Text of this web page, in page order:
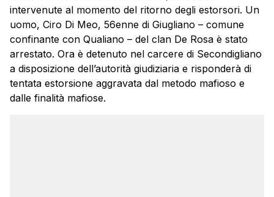
intervenute al momento del ritorno degli estorsori. Un
uomo, Ciro Di Meo, 56enne di Giugliano – comune
confinante con Qualiano – del clan De Rosa è stato
arrestato. Ora è detenuto nel carcere di Secondigliano
a disposizione dell’autorità giudiziaria e risponderà di
tentata estorsione aggravata dal metodo mafioso e
dalle finalità mafiose.